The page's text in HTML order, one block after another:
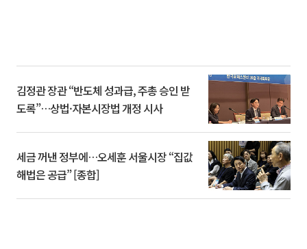
김정관 장관 “반도체 성과급, 주총 승인 받
도록”…상법·자본시장법 개정 시사
세금 꺼낸 정부에…오세훈 서울시장 “집값
해법은 공급” [종합]